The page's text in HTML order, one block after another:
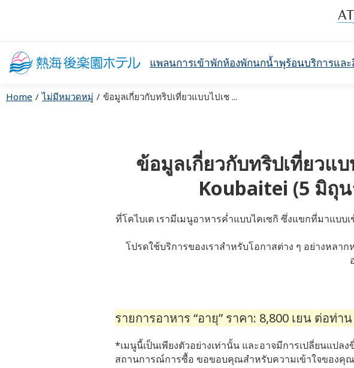
แพลนการเข้าพักห้องพักนกน้ำพุร้อนบริการแล
Home ไม่มีหมวดหมู่ ข้อมูลเกี่ยวกับทริปเที่ยวแบบไปเช ...
ข้อมูลเกี่ยวกับทริปเที่ยวแ
Koubaitei (5 มิถุ
ที่โคไบเต เรามีเมนูอาหารค่ำแบบไคเซกิ ซึ่งแขกที่มาแบ
โปรดใช้บริการของเราสำหรับโอกาสต่าง ๆ อย่างหลา
รายการอาหาร “อายุ” ราคา: 8,800 เยน ต่อท่าน
*เมนูนี้เป็นเพียงตัวอย่างเท่านั้น และอาจมีการเปลี่ยนแปล
สถานการณ์การซื้อ ขอขอบคุณสำหรับความเข้าใจของคุณ